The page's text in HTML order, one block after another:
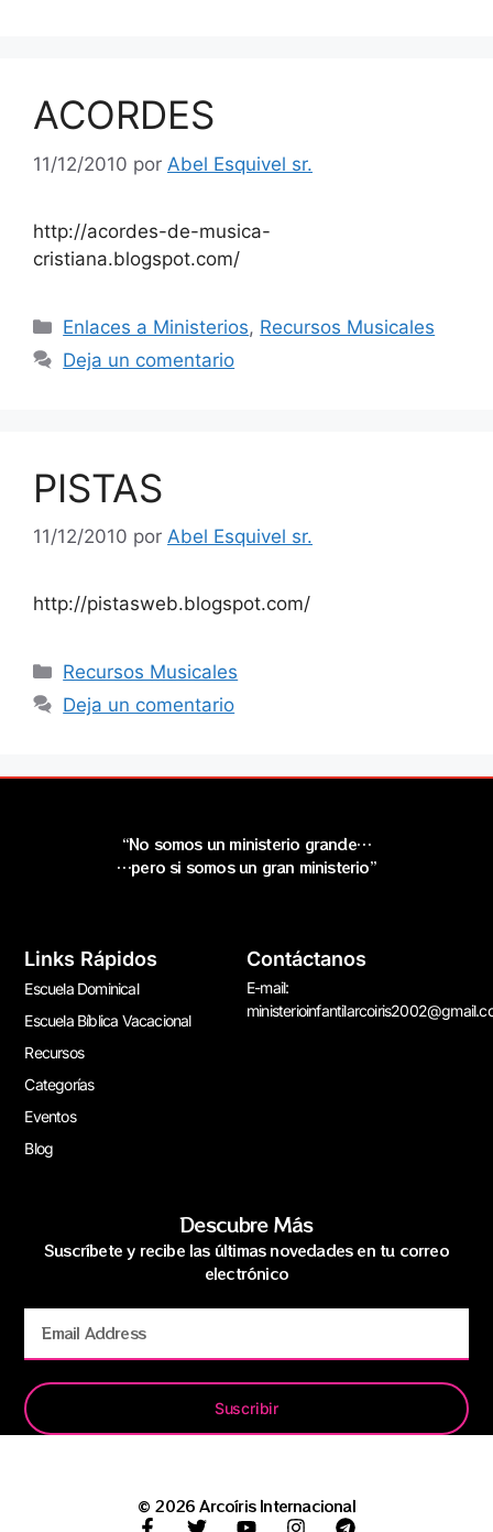
ACORDES
11/12/2010 por Abel Esquivel sr.
http://acordes-de-musica-
cristiana.blogspot.com/
Enlaces a Ministerios, Recursos Musicales
Deja un comentario
PISTAS
11/12/2010 por Abel Esquivel sr.
http://pistasweb.blogspot.com/
Recursos Musicales
Deja un comentario
“No somos un ministerio grande…
…pero si somos un gran ministerio”
Links Rápidos
Escuela Dominical
Escuela Bíblica Vacacional
Recursos
Categorías
Eventos
Blog
Contáctanos
E-mail:
Descubre Más
Suscríbete y recibe las últimas novedades en tu correo
electrónico
Suscribir
© 2026 Arcoíris Internacional